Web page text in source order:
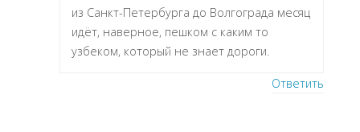
из Санкт-Петербурга до Волгограда месяц
идёт, наверное, пешком с каким то
узбеком, который не знает дороги.
Ответить